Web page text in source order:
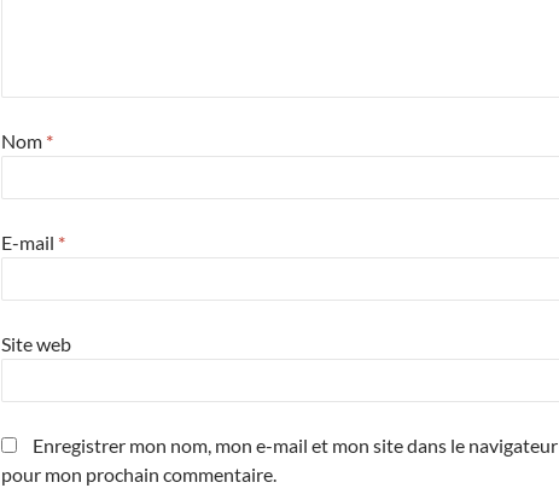
Nom *
E-mail *
Site web
Enregistrer mon nom, mon e-mail et mon site dans le navigateur
pour mon prochain commentaire.